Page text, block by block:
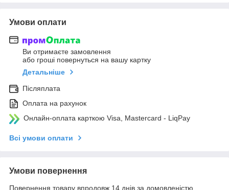
Умови оплати
Ви отримаєте замовлення
або гроші повернуться на вашу картку
Детальніше
Післяплата
Оплата на рахунок
Онлайн-оплата карткою Visa, Mastercard - LiqPay
Всі умови оплати
Умови повернення
Повернення товару впродовж 14 днів за домовленістю